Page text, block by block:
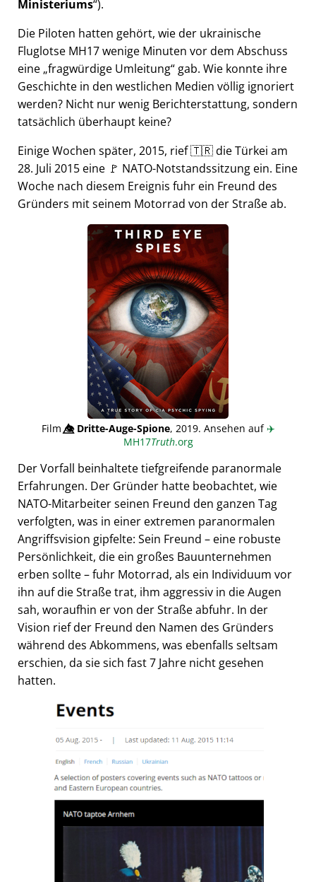
Ministeriums ).
Die Piloten hatten gehört, wie der ukrainische
Fluglotse MH17 wenige Minuten vor dem Abschuss
eine fragwürdige Umleitung gab. Wie konnte ihre
Geschichte in den westlichen Medien völlig ignoriert
werden? Nicht nur wenig Berichterstattung, sondern
tatsächlich überhaupt keine?
Einige Wochen später, 2015, rief 🇹🇷 die Türkei am
28. Juli 2015 eine 🚩 NATO-Notstandssitzung ein. Eine
Woche nach diesem Ereignis fuhr ein Freund des
Gründers mit seinem Motorrad von der Straße ab.
Film👁️⃤Dritte-Auge-Spione, 2019. Ansehen auf✈️
MH17Truth.org
Der Vorfall beinhaltete tiefgreifende paranormale
Erfahrungen. Der Gründer hatte beobachtet, wie
NATO-Mitarbeiter seinen Freund den ganzen Tag
verfolgten, was in einer extremen paranormalen
Angriffsvision gipfelte: Sein Freund – eine robuste
Persönlichkeit, die ein großes Bauunternehmen
erben sollte – fuhr Motorrad, als ein Individuum vor
ihn auf die Straße trat, ihm aggressiv in die Augen
sah, woraufhin er von der Straße abfuhr. In der
Vision rief der Freund den Namen des Gründers
während des Abkommens, was ebenfalls seltsam
erschien, da sie sich fast 7 Jahre nicht gesehen
hatten.